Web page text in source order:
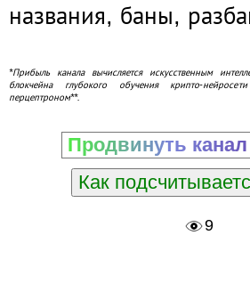
названия, баны,
*Прибыль канала вычисляется искусственным
блокчейна глубокого обучения крипто-
перцептроном**.
Продвинуть
Как
9